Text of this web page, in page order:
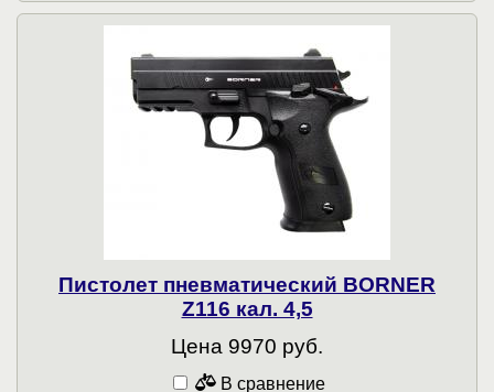
Пистолет пневматический BORNER
Z116 кал. 4,5
Цена 9970 руб.
В сравнение